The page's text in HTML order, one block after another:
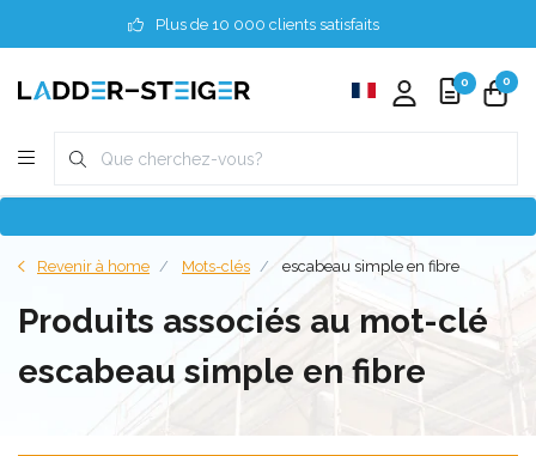
Plus de 10 000 clients satisfaits
0 0
Revenir à home Mots-clés escabeau simple en fibre
Produits associés au mot-clé
escabeau simple en fibre